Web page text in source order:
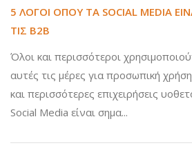
5 ΛΌΓΟΙ ΟΠΟΥ ΤΑ SOCIAL MEDIA
ΤΙΣ B2B
Όλοι και περισσότεροι
αυτές τις μέρες για προσωπική
και περισσότερες επιχειρήσεις
Social Media είναι σημα...